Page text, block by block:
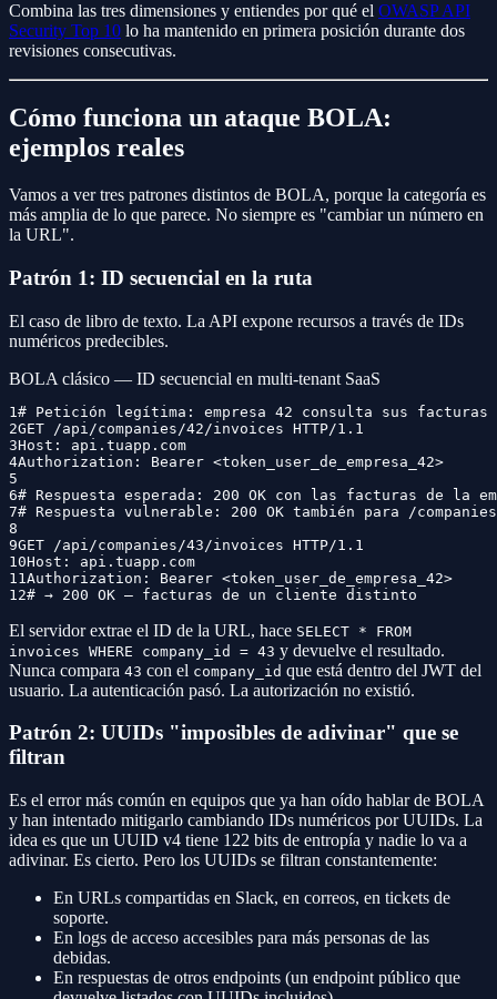
Combina las tres dimensiones y entiendes por qué el OWASP API
Security Top 10 lo ha mantenido en primera posición durante dos
revisiones consecutivas.
Cómo funciona un ataque BOLA:
ejemplos reales
Vamos a ver tres patrones distintos de BOLA, porque la categoría es
más amplia de lo que parece. No siempre es "cambiar un número en
la URL".
Patrón 1: ID secuencial en la ruta
El caso de libro de texto. La API expone recursos a través de IDs
numéricos predecibles.
BOLA clásico — ID secuencial en multi-tenant SaaS
1 # Petición legítima: empresa 42 consulta sus facturas
2GET /api/companies/42/invoices HTTP/1.1
3Host: api.tuapp.com
4Authorization: Bearer <token_user_de_empresa_42>
5
6# Respuesta esperada: 200 OK con las facturas de la
7# Respuesta vulnerable: 200 OK también para /
8
9GET /api/companies/43/invoices HTTP/1.1
10Host: api.tuapp.com
11 Authorization: Bearer <token_user_de_empresa_42>
12# → 200 OK — facturas de un cliente distinto
El servidor extrae el ID de la URL, hace SELECT * FROM
invoices WHERE company_id = 43 y devuelve el resultado.
Nunca compara 43 con el company_id que está dentro del JWT del
usuario. La autenticación pasó. La autorización no existió.
Patrón 2: UUIDs "imposibles de adivinar" que se
filtran
Es el error más común en equipos que ya han oído hablar de BOLA
y han intentado mitigarlo cambiando IDs numéricos por UUIDs. La
idea es que un UUID v4 tiene 122 bits de entropía y nadie lo va a
adivinar. Es cierto. Pero los UUIDs se filtran constantemente:
En URLs compartidas en Slack, en correos, en tickets de
soporte.
En logs de acceso accesibles para más personas de las
debidas.
En respuestas de otros endpoints (un endpoint público que